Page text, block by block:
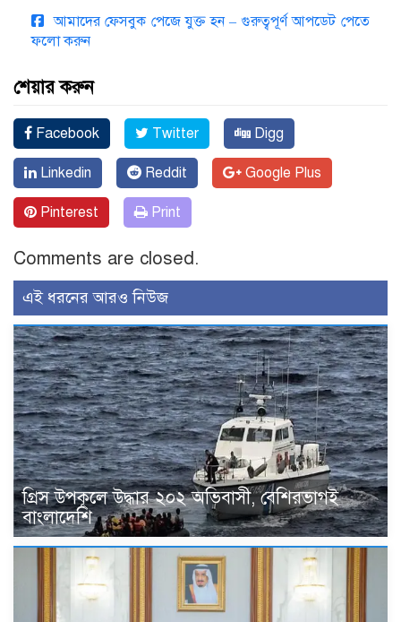
আমাদের ফেসবুক পেজে যুক্ত হন – গুরুত্বপূর্ণ আপডেট পেতে
ফলো করুন
শেয়ার করুন
Facebook Twitter Digg
Linkedin Reddit Google Plus
Pinterest Print
Comments are closed.
এই ধরনের আরও নিউজ
গ্রিস উপকূলে উদ্ধার ২০২ অভিবাসী, বেশিরভাগই
বাংলাদেশি